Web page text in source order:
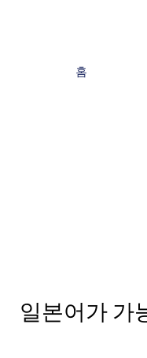
홈
일본어가 가